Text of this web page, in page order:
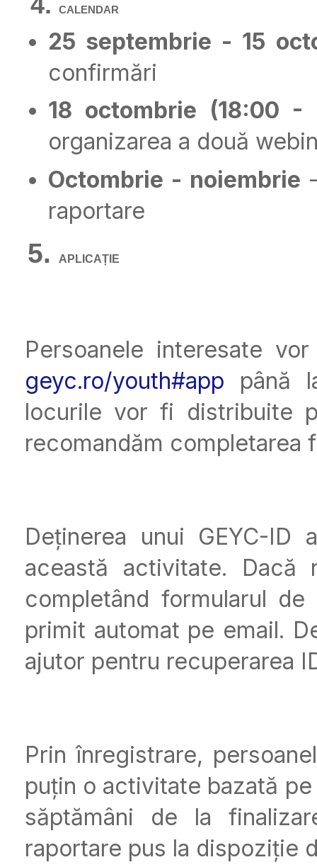
CALENDAR
25 septembrie - 15
confirmări
18 octombrie (18:00
organizarea a două
Octombrie - noiembrie
raportare
APLICAȚIE
Persoanele interesate
geyc.ro/youth#app până
locurile vor fi distribuite
recomandăm completarea
Deținerea unui GEYC-
această activitate.
completând formularul
primit automat pe email.
ajutor pentru recuperarea
Prin înregistrare,
puțin o activitate bazată
săptămâni de la
raportare pus la dispoziție